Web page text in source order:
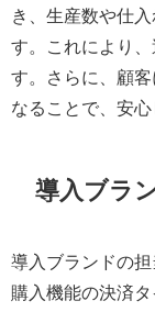
き、生産数や仕
す。これにより
す。さらに、顧
なることで、安
導入ブラ
導入ブランドの
購入機能の決済